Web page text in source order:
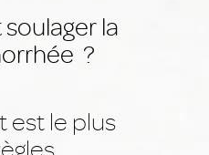
la
?
est le plus